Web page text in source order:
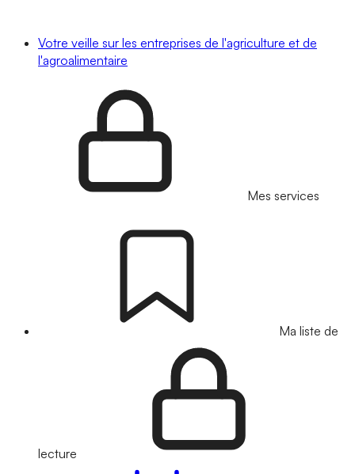
Votre veille sur les entreprises de l'agriculture et de
l'agroalimentaire
Mes services
Ma liste de
lecture